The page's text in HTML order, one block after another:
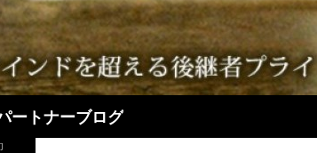
ートナーブログ